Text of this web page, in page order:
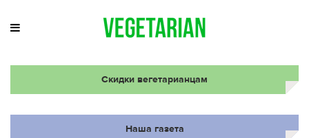
Скидки вегетарианцам
Наша газета